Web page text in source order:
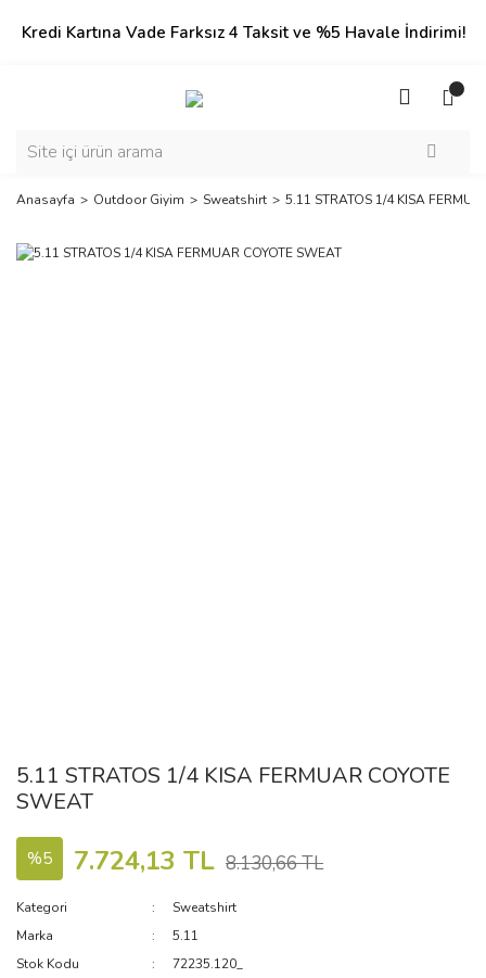
Kredi Kartına Vade Farksız 4 Taksit ve %5 Havale İndirimi!
Anasayfa Outdoor Giyim Sweatshirt 5.11 STRATOS 1/4 KISA
5.11 STRATOS 1/4 KISA FERMUAR COYOTE
SWEAT
%5 7.724,13 TL 8.130,66 TL
Kategori
Sweatshirt
Marka
5.11
Stok Kodu
72235.120_